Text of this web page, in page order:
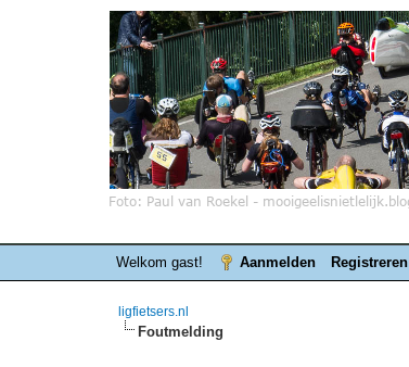
Welkom gast! Aanmelden Registreren
ligfietsers.nl
Foutmelding